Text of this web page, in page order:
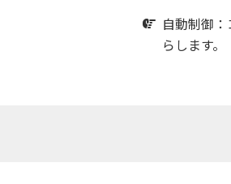
自動制御
らします。